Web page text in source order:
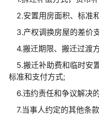
2.安置用房面积、标准
3.产权调换房屋的差价
4.搬迁期限、搬迁过渡
5.搬迁补助费和临时安
标准和支付方式;
6.违约责任和争议解决
7.当事人约定的其他条款